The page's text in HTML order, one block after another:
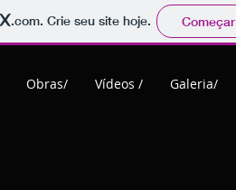
.com. Crie seu site hoje. Começar
Obras/ Vídeos / Galeria/